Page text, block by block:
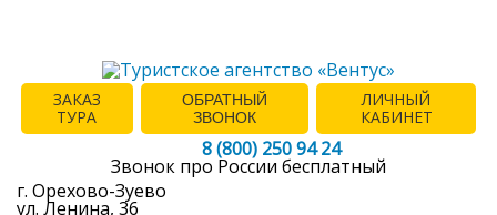
ЗАКАЗ
ТУРА
ОБРАТНЫЙ
ЗВОНОК
ЛИЧНЫЙ
КАБИНЕТ
8 (800) 250 94 24
Звонок про России бесплатный
г. Орехово-Зуево
ул. Ленина, 36